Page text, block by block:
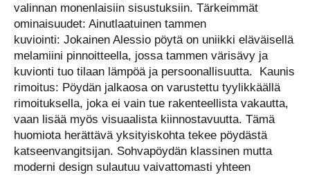
valinnan monenlaisiin sisustuksiin. Tärkeimmät
ominaisuudet: Ainutlaatuinen tammen
kuviointi: Jokainen Alessio pöytä on uniikki eläväisellä
melamiini pinnoitteella, jossa tammen värisävy ja
kuvionti tuo tilaan lämpöä ja persoonallisuutta. Kaunis
rimoitus: Pöydän jalkaosa on varustettu tyylikkäällä
rimoituksella, joka ei vain tue rakenteellista vakautta,
vaan lisää myös visuaalista kiinnostavuutta. Tämä
huomiota herättävä yksityiskohta tekee pöydästä
katseenvangitsijan. Sohvapöydän klassinen mutta
moderni design sulautuu vaivattomasti yhteen